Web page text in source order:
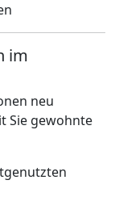
im
neu
Sie gewohnte